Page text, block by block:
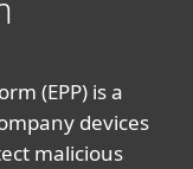
(EPP) is a
devices
malicious